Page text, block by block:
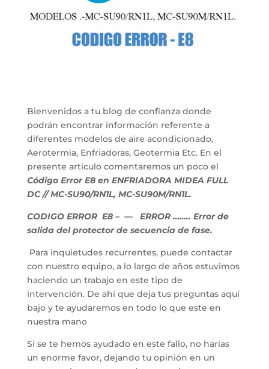
Bienvenidos a tu blog de confianza donde
podrán encontrar información referente a
diferentes modelos de aire acondicionado,
Aerotermia, Enfriadoras, Geotermia Etc. En el
presente artículo comentaremos un poco el
Código Error E8 en ENFRIADORA MIDEA FULL
DC // MC-SU90/RN1L, MC-SU90M/RN1L.
CODIGO ERROR E8 – — ERROR …….. Error de
salida del protector de secuencia de fase.
Para inquietudes recurrentes, puede contactar
con nuestro equipo, a lo largo de años estuvimos
haciendo un trabajo en este tipo de
intervención. De ahí que deja tus preguntas aquí
bajo y te ayudaremos en todo lo que este en
nuestra mano
Si se te hemos ayudado en este fallo, no harías
un enorme favor, dejando tu opinión en un